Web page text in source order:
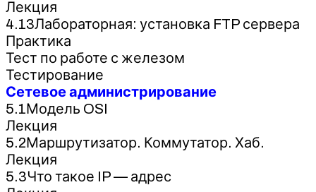
Лекция
4.13Лабораторная: установка FTP сервера
Практика
Тест по работе с железом
Тестирование
Сетевое администрирование
5.1Модель OSI
Лекция
5.2Маршрутизатор. Коммутатор. Хаб.
Лекция
5.3Что такое IP — адрес